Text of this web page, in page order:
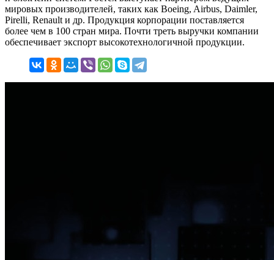
мировых производителей, таких как Boeing, Airbus, Daimler,
Pirelli, Renault и др. Продукция корпорации поставляется
более чем в 100 стран мира. Почти треть выручки компании
обеспечивает экспорт высокотехнологичной продукции.